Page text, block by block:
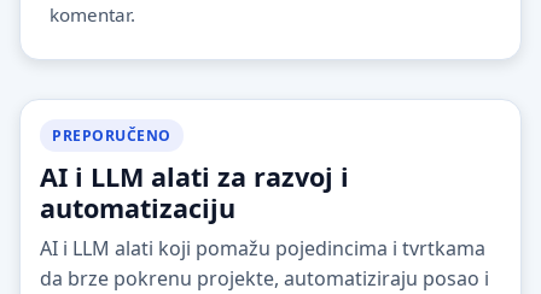
komentar.
PREPORUČENO
AI i LLM alati za razvoj i
automatizaciju
AI i LLM alati koji pomažu pojedincima i tvrtkama
da brze pokrenu projekte, automatiziraju posao i